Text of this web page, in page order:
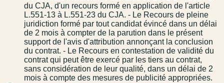
du CJA, d'un recours formé en application de l'article
L.551-13 à L.551-23 du CJA. - Le Recours de pleine
juridiction formé par tout candidat évincé dans un délai
de 2 mois à compter de la parution dans le présent
support de l'avis d'attribution annonçant la conclusion
du contrat. - Le Recours en contestation de validité du
contrat qui peut être exercé par les tiers au contrat,
sans considération de leur qualité, dans un délai de 2
mois à compte des mesures de publicité appropriées.